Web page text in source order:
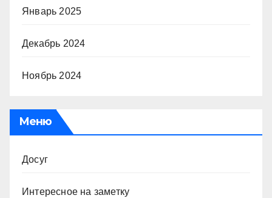
Январь 2025
Декабрь 2024
Ноябрь 2024
Меню
Досуг
Интересное на заметку